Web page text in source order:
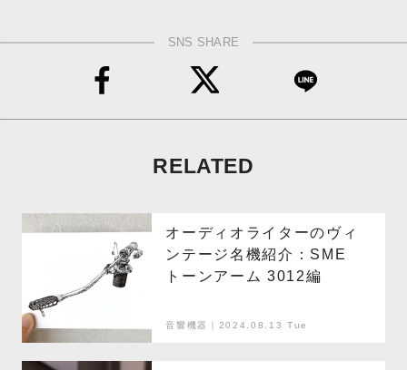
SNS SHARE
RELATED
オーディオライターのヴィ
ンテージ名機紹介：SME
トーンアーム 3012編
音響機器｜2024.08.13 Tue